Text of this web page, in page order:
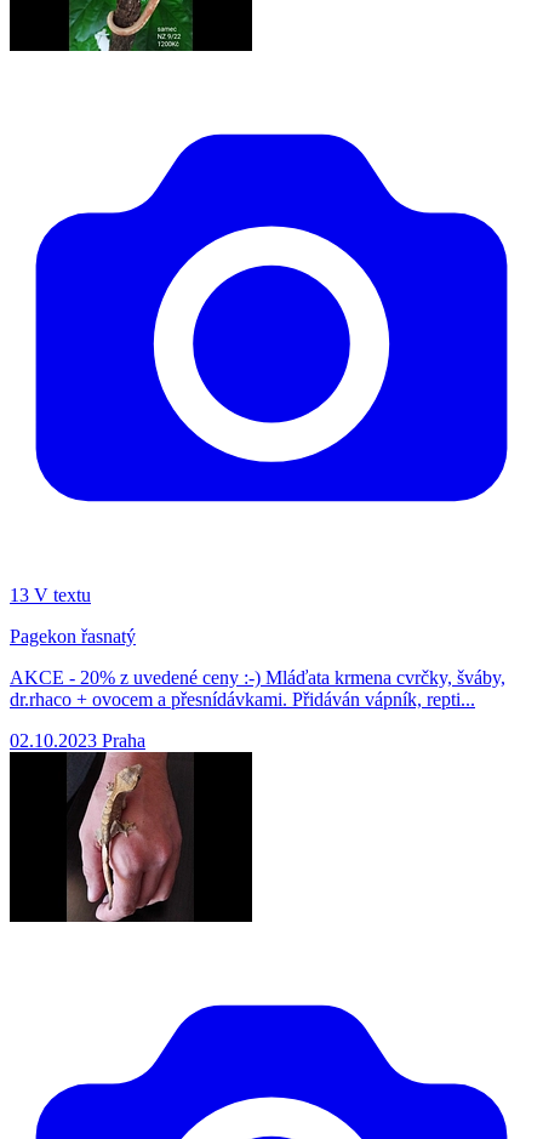
13 V textu
Pagekon řasnatý
AKCE - 20% z uvedené ceny :-) Mláďata krmena cvrčky, šváby,
dr.rhaco + ovocem a přesnídávkami. Přidáván vápník, repti...
02.10.2023 Praha